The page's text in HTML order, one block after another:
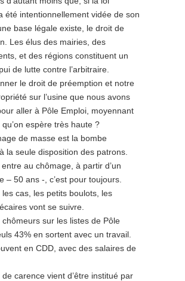
été intentionnellement vidée de son
base légale existe, le droit de
Les élus des mairies, des
et des régions constituent un
de lutte contre l’arbitraire.
le droit de préemption et notre
sur l’usine que nous avons
aller à Pôle Emploi, moyennant
espère très haute ?
de masse est la bombe
la seule disposition des patrons.
au chômage, à partir d’un
– 50 ans -, c’est pour toujours.
les cas, les petits boulots, les
vont se suivre.
chômeurs sur les listes de Pôle
43% en sortent avec un travail.
en CDD, avec des salaires de
carence vient d’être institué par